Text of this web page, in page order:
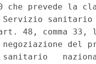
che prevede la
sanitario
48, comma 33,
negoziazione
sanitario